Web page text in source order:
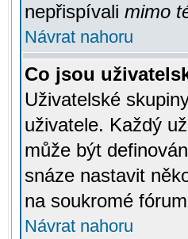
nepřispívali mimo
Návrat nahoru
Co jsou
Uživatelské
uživatele. Každý
může být
snáze nastavit
na soukromé
Návrat nahoru